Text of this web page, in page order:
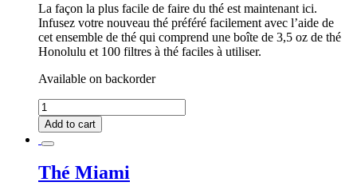
La façon la plus facile de faire du thé est maintenant ici.
Infusez votre nouveau thé préféré facilement avec l’aide de
cet ensemble de thé qui comprend une boîte de 3,5 oz de thé
Honolulu et 100 filtres à thé faciles à utiliser.
Available on backorder
Lot
de
thés
Honolulu
quantity
Add to cart
Thé Miami